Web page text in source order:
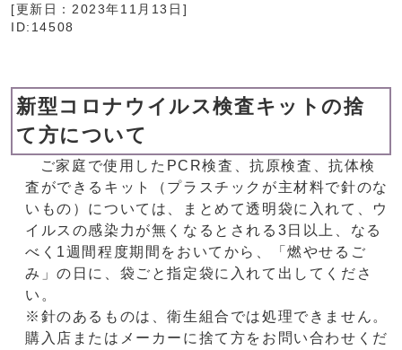
[更新日： 2023年11月13日 ]
ID:14508
新型コロナウイルス検査キットの捨
て方について
ご家庭で使用したPCR検査、抗原検査、抗体検
査ができるキット（プラスチックが主材料で針のな
いもの）については、まとめて透明袋に入れて、ウ
イルスの感染力が無くなるとされる3日以上、なる
べく1週間程度期間をおいてから、「燃やせるご
み」の日に、袋ごと指定袋に入れて出してくださ
い。
※針のあるものは、衛生組合では処理できません。
購入店またはメーカーに捨て方をお問い合わせくだ